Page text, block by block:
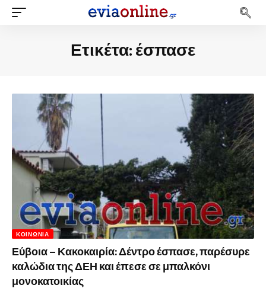
Ετικέτα: έσπασε
ΚΟΙΝΩΝΊΑ
Εύβοια – Κακοκαιρία: Δέντρο έσπασε, παρέσυρε
καλώδια της ΔΕΗ και έπεσε σε μπαλκόνι
μονοκατοικίας